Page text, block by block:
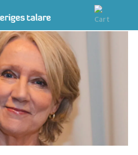
målsättning